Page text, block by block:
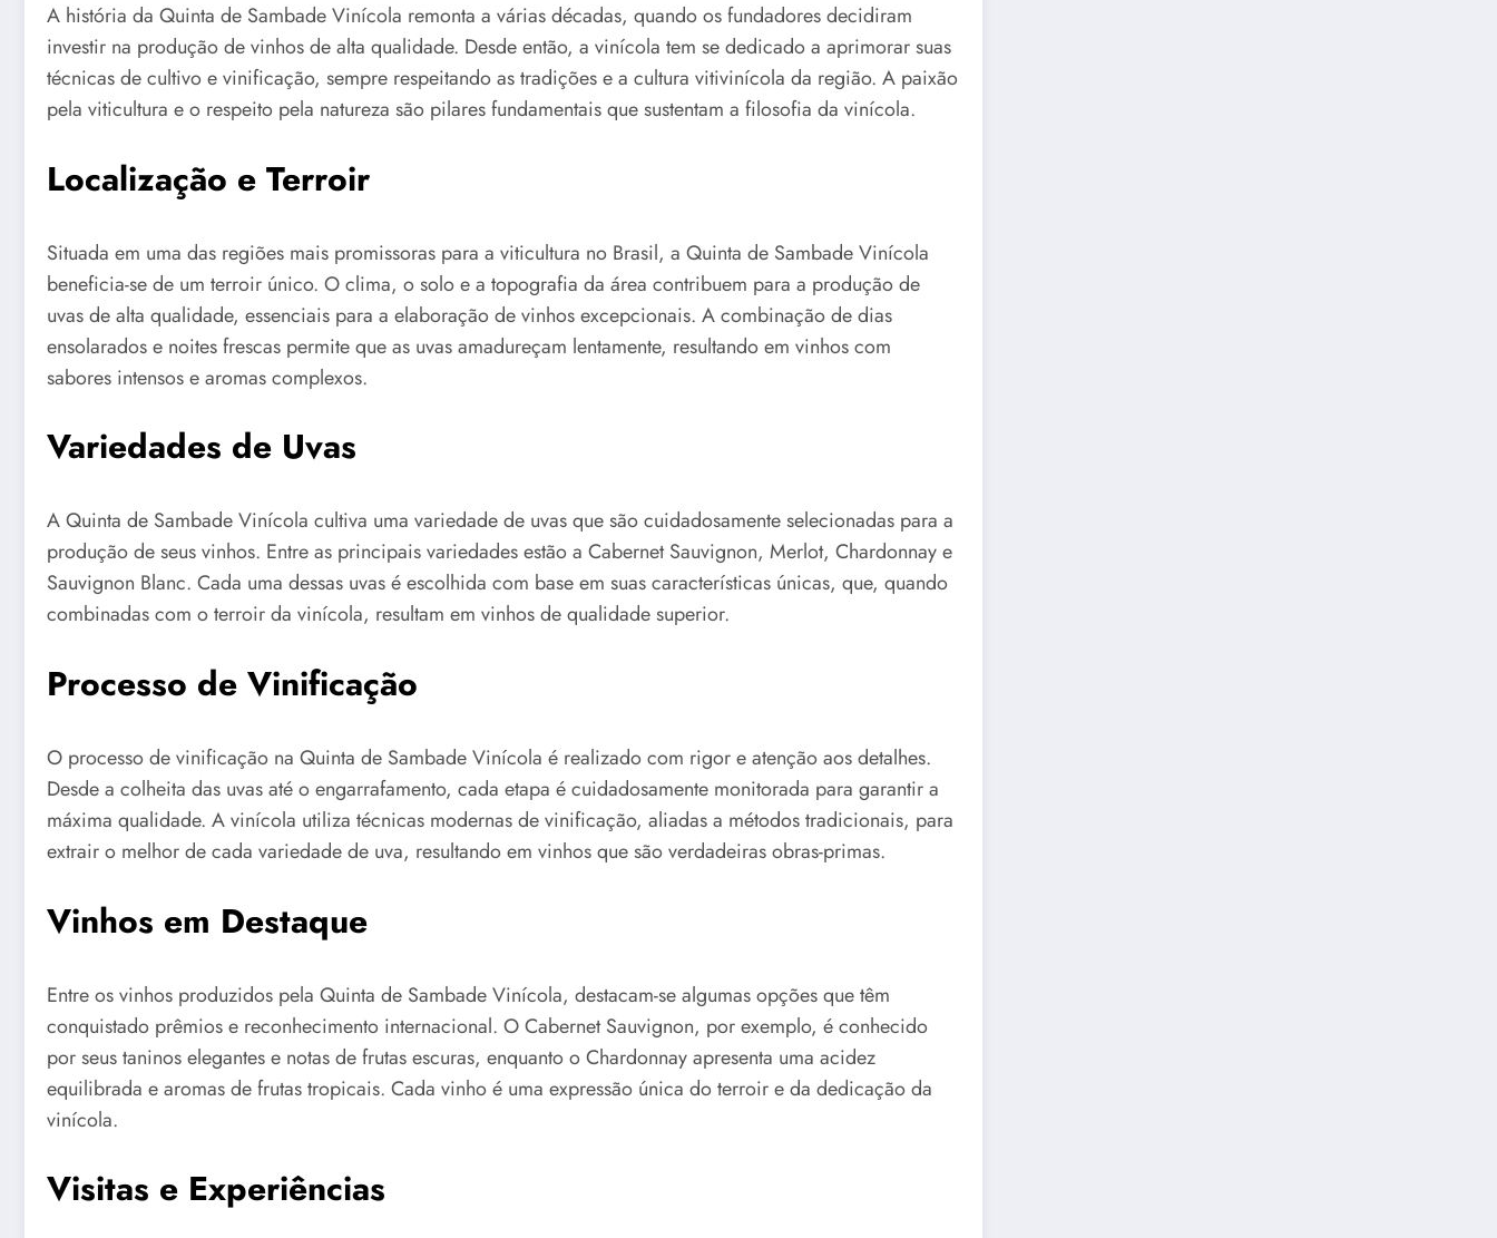
A história da Quinta de Sambade Vinícola remonta a várias décadas, quando os fundadores decidiram
investir na produção de vinhos de alta qualidade. Desde então, a vinícola tem se dedicado a aprimorar suas
técnicas de cultivo e vinificação, sempre respeitando as tradições e a cultura vitivinícola da região. A paixão
pela viticultura e o respeito pela natureza são pilares fundamentais que sustentam a filosofia da vinícola.
Localização e Terroir
Situada em uma das regiões mais promissoras para a viticultura no Brasil, a Quinta de Sambade Vinícola
beneficia-se de um terroir único. O clima, o solo e a topografia da área contribuem para a produção de
uvas de alta qualidade, essenciais para a elaboração de vinhos excepcionais. A combinação de dias
ensolarados e noites frescas permite que as uvas amadureçam lentamente, resultando em vinhos com
sabores intensos e aromas complexos.
Variedades de Uvas
A Quinta de Sambade Vinícola cultiva uma variedade de uvas que são cuidadosamente selecionadas para a
produção de seus vinhos. Entre as principais variedades estão a Cabernet Sauvignon, Merlot, Chardonnay e
Sauvignon Blanc. Cada uma dessas uvas é escolhida com base em suas características únicas, que, quando
combinadas com o terroir da vinícola, resultam em vinhos de qualidade superior.
Processo de Vinificação
O processo de vinificação na Quinta de Sambade Vinícola é realizado com rigor e atenção aos detalhes.
Desde a colheita das uvas até o engarrafamento, cada etapa é cuidadosamente monitorada para garantir a
máxima qualidade. A vinícola utiliza técnicas modernas de vinificação, aliadas a métodos tradicionais, para
extrair o melhor de cada variedade de uva, resultando em vinhos que são verdadeiras obras-primas.
Vinhos em Destaque
Entre os vinhos produzidos pela Quinta de Sambade Vinícola, destacam-se algumas opções que têm
conquistado prêmios e reconhecimento internacional. O Cabernet Sauvignon, por exemplo, é conhecido
por seus taninos elegantes e notas de frutas escuras, enquanto o Chardonnay apresenta uma acidez
equilibrada e aromas de frutas tropicais. Cada vinho é uma expressão única do terroir e da dedicação da
vinícola.
Visitas e Experiências